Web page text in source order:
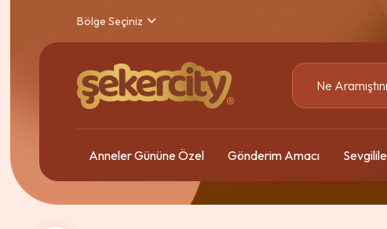
Bölge Seçiniz
Anneler Gününe Özel Gönderim Amacı